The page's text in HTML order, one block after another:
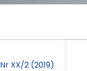
Nr XX/2 (2019)